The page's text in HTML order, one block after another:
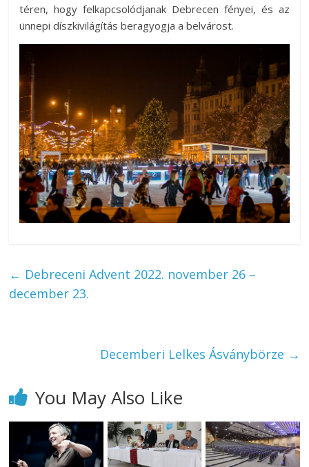
téren, hogy felkapcsolódjanak Debrecen fényei, és az
ünnepi díszkivilágítás beragyogja a belvárost.
← Debreceni Advent 2022. november 26 –
december 23.
Decemberi Lelkes Ásványbörze →
You May Also Like